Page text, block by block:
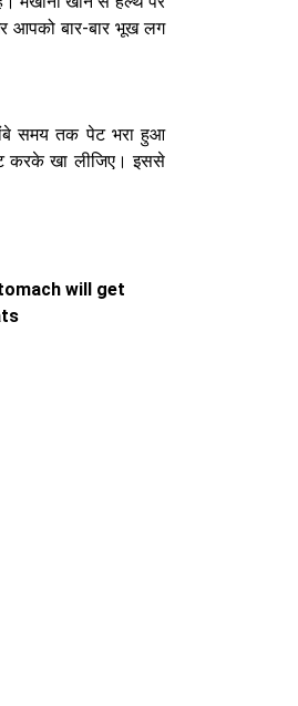
आपको बार-बार भूख लग
समय तक पेट भरा हुआ
करके खा लीजिए। इससे
will get